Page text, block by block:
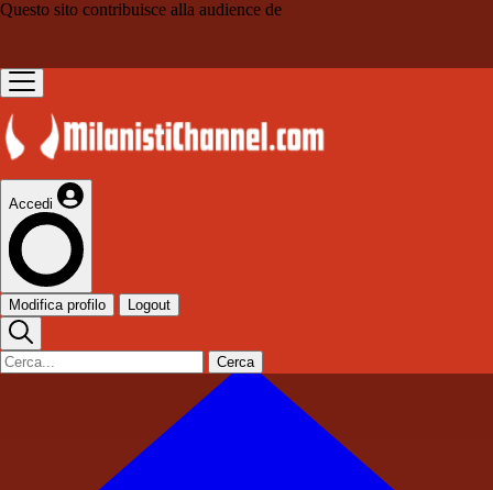
Questo sito contribuisce alla audience de
Accedi
Modifica profilo Logout
Cerca